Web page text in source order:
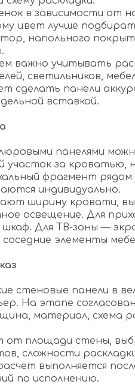
в зависимости от
цвет лучше
напольного
важно учитывать
светильников,
сделать панели
вставкой.
панелями
участок за кроватью,
фрагмент рядом
индивидуально.
ширину кровати,
освещение. Для
шкаф. Для ТВ-зоны —
элементы
стеновые панели в
На этапе
материал, схема
от площади стены,
сложности
выполняется
по исполнению.